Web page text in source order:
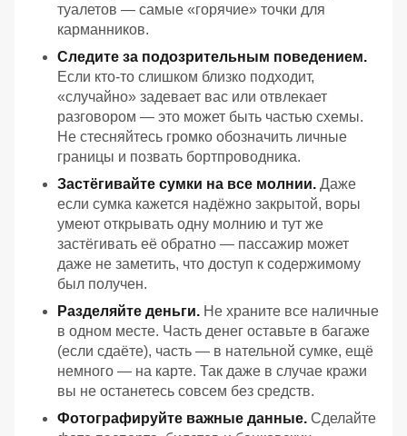
туалетов — самые «горячие» точки для
карманников.
Следите за подозрительным поведением.
Если кто‑то слишком близко подходит,
«случайно» задевает вас или отвлекает
разговором — это может быть частью схемы.
Не стесняйтесь громко обозначить личные
границы и позвать бортпроводника.
Застёгивайте сумки на все молнии. Даже
если сумка кажется надёжно закрытой, воры
умеют открывать одну молнию и тут же
застёгивать её обратно — пассажир может
даже не заметить, что доступ к содержимому
был получен.
Разделяйте деньги. Не храните все наличные
в одном месте. Часть денег оставьте в багаже
(если сдаёте), часть — в нательной сумке, ещё
немного — на карте. Так даже в случае кражи
вы не останетесь совсем без средств.
Фотографируйте важные данные. Сделайте